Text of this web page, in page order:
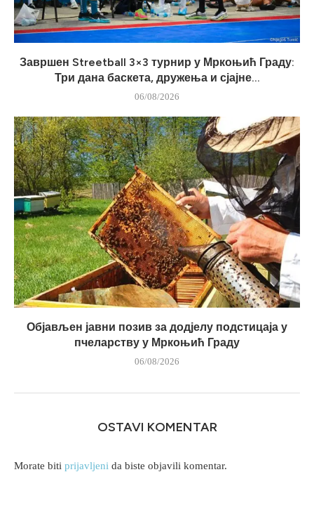
Завршен Streetball 3×3 турнир у Мркоњић Граду:
Три дана баскета, дружења и сјајне...
06/08/2026
Објављен јавни позив за додјелу подстицаја у
пчеларству у Мркоњић Граду
06/08/2026
OSTAVI KOMENTAR
Morate biti prijavljeni da biste objavili komentar.